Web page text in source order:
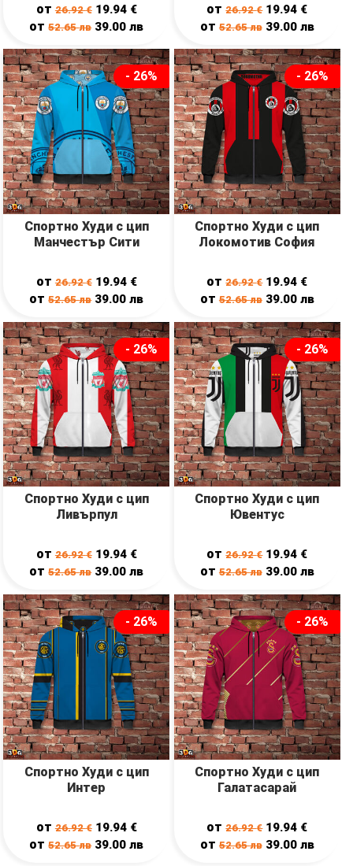
от26.92€ 19.94 €
от52.65лв 39.00лв
от26.92€ 19.94 €
от 52.65лв 39.00 лв
- 26%
Спортно Худи с цип
Манчестър Сити
от26.92€ 19.94 €
от52.65лв 39.00лв
- 26%
Спортно Худи с цип
Локомотив София
от26.92€ 19.94 €
от 52.65лв 39.00 лв
- 26%
Спортно Худи с цип
Ливърпул
от26.92€ 19.94 €
от52.65лв 39.00лв
- 26%
Спортно Худи с цип
Ювентус
от26.92€ 19.94 €
от 52.65лв 39.00 лв
- 26%
Спортно Худи с цип
Интер
от26.92€ 19.94 €
от52.65лв 39.00лв
- 26%
Спортно Худи с цип
Галатасарай
от26.92€ 19.94 €
от 52.65лв 39.00 лв